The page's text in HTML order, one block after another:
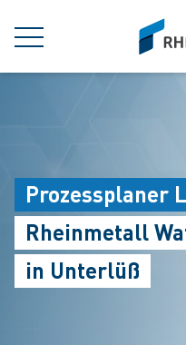
菜单
siteLogo
Prozessplaner
Rheinmetall
in Unterlüß